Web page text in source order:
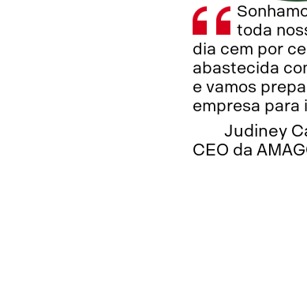
toda
dia cem por
abastecida
e vamos
empresa para
Judiney
CEO da